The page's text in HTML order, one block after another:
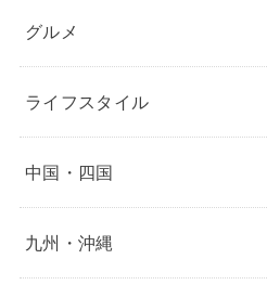
グルメ
ライフスタイル
中国・四国
九州・沖縄